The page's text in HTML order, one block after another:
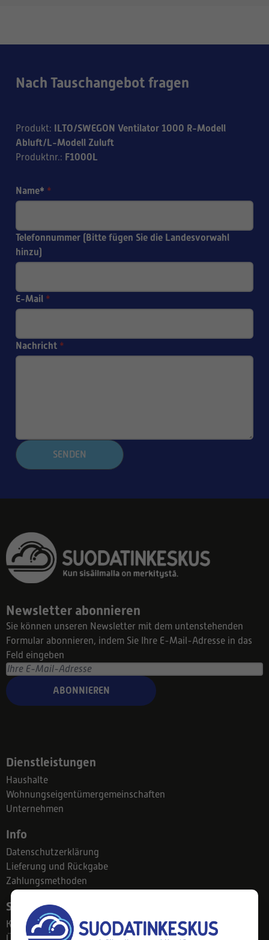
Nach Tauschangebot fragen
Produkt: ILTO/SWEGON Ventilator 1000 R-Modell
Abluft/L-Modell Zuluft
Produktnr.: F1000L
Name* *
Telefonnummer (Bitte fügen Sie die Landesvorwahl
hinzu)
E-Mail *
Nachricht *
SENDEN
Newsletter abonnieren
Sie können unseren Newsletter mit dem untenstehenden
Formular abonnieren, indem Sie Ihre E-Mail-Adresse in das
Feld eingeben
ABONNIEREN
Dienstleistungen
Haushalte
Wohnungseigentümergemeinschaften
Unternehmen
Info
Datenschutzerklärung
Lieferung und Rückgabe
Zahlungsmethoden
Suodatinkeskus
Kontakt